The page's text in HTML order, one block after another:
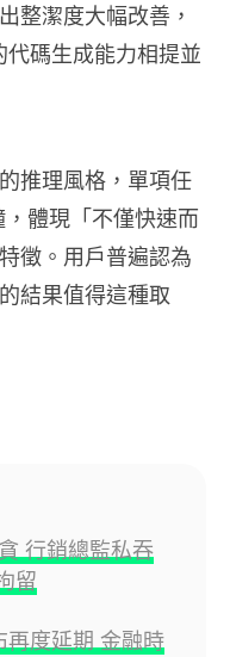
整潔度大幅改善，
碼生成能力相提並
推理風格，單項任
體現「不僅快速而
徵。用戶普遍認為
結果值得這種取
行銷總監私吞
留
再度延期 金融時